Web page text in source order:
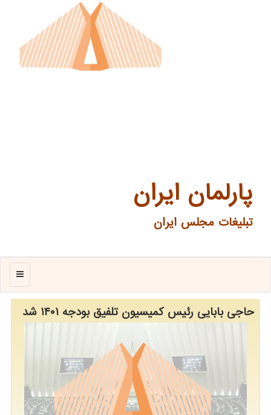
پارلمان ایران
تبلیغات مجلس ایران
منو
حاجی بابایی رئیس کمیسیون تلفیق بودجه ۱۴۰۱ شد